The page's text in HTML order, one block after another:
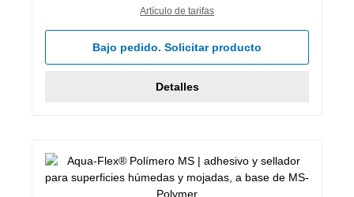
Artículo de tarifas
Bajo pedido. Solicitar producto
Detalles